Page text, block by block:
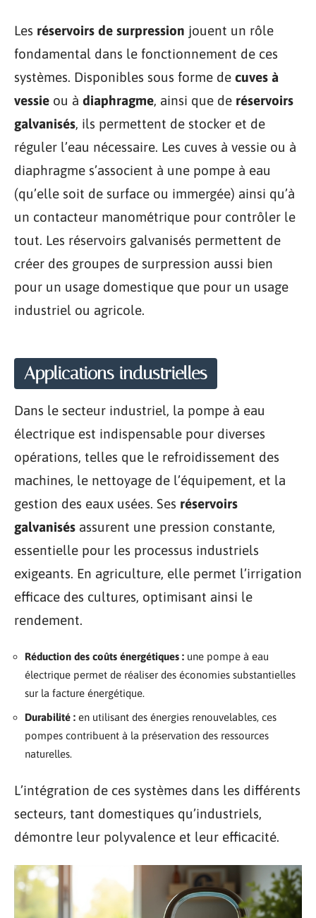
Les réservoirs de surpression jouent un rôle
fondamental dans le fonctionnement de ces
systèmes. Disponibles sous forme de cuves à
vessie ou à diaphragme, ainsi que de réservoirs
galvanisés, ils permettent de stocker et de
réguler l’eau nécessaire. Les cuves à vessie ou à
diaphragme s’associent à une pompe à eau
(qu’elle soit de surface ou immergée) ainsi qu’à
un contacteur manométrique pour contrôler le
tout. Les réservoirs galvanisés permettent de
créer des groupes de surpression aussi bien
pour un usage domestique que pour un usage
industriel ou agricole.
Applications industrielles
Dans le secteur industriel, la pompe à eau
électrique est indispensable pour diverses
opérations, telles que le refroidissement des
machines, le nettoyage de l’équipement, et la
gestion des eaux usées. Ses réservoirs
galvanisés assurent une pression constante,
essentielle pour les processus industriels
exigeants. En agriculture, elle permet l’irrigation
efficace des cultures, optimisant ainsi le
rendement.
Réduction des coûts énergétiques : une pompe à eau
électrique permet de réaliser des économies substantielles
sur la facture énergétique.
Durabilité : en utilisant des énergies renouvelables, ces
pompes contribuent à la préservation des ressources
naturelles.
L’intégration de ces systèmes dans les différents
secteurs, tant domestiques qu’industriels,
démontre leur polyvalence et leur efficacité.